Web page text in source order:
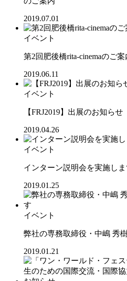
2019.07.01
イベント
第2回肥後橋rita-cinemaのご案
2019.06.11
イベント
【FRJ2019】出展のお知らせ
2019.04.26
イベント
インターン説明会を実施しま
2019.01.25
イベント
弊社の専務取締役・中嶋 秀
2019.01.21